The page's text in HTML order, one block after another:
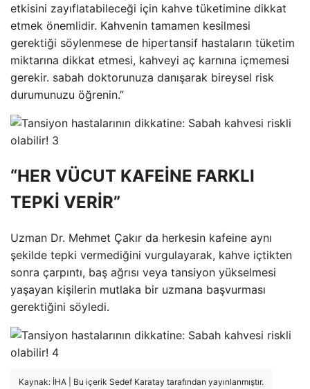
etkisini zayıflatabileceği için kahve tüketimine dikkat
etmek önemlidir. Kahvenin tamamen kesilmesi
gerektiği söylenmese de hipertansif hastaların tüketim
miktarına dikkat etmesi, kahveyi aç karnına içmemesi
gerekir. sabah doktorunuza danışarak bireysel risk
durumunuzu öğrenin.”
“HER VÜCUT KAFEİNE FARKLI
TEPKİ VERİR”
Uzman Dr. Mehmet Çakır da herkesin kafeine aynı
şekilde tepki vermediğini vurgulayarak, kahve içtikten
sonra çarpıntı, baş ağrısı veya tansiyon yükselmesi
yaşayan kişilerin mutlaka bir uzmana başvurması
gerektiğini söyledi.
Kaynak: İHA | Bu içerik Sedef Karatay tarafından yayınlanmıştır.